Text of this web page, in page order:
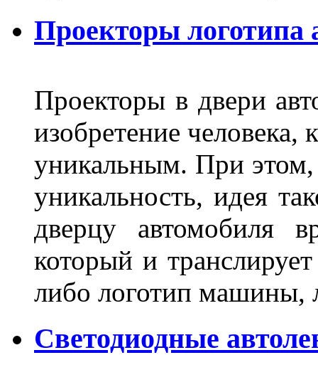
Проекторы логотипа
Проекторы в двери
изобретение человека,
уникальным. При этом,
уникальность, идея
дверцу автомобиля
который и
либо логотип машины,
Светодиодные